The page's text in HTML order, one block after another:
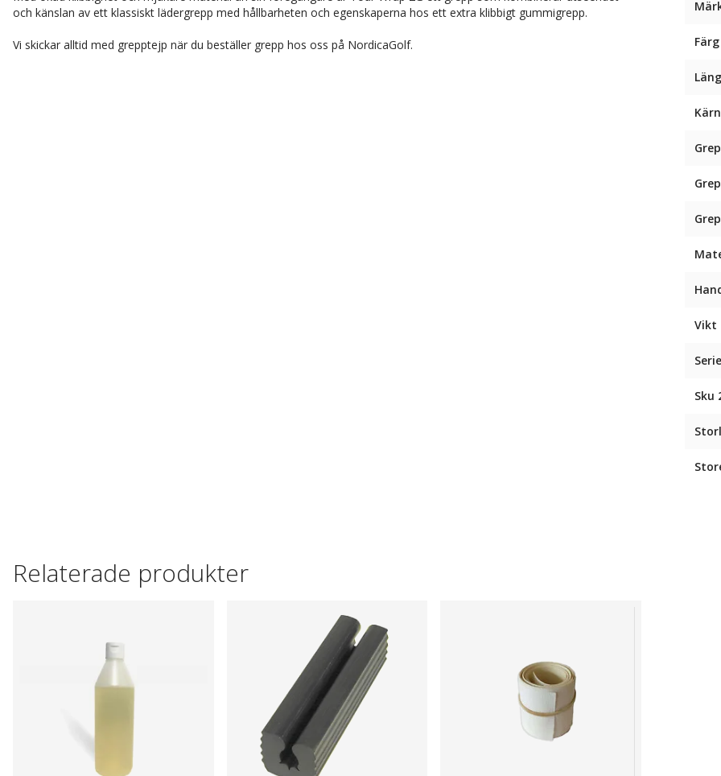
och känslan av ett klassiskt lädergrepp med hållbarheten och egenskaperna hos ett extra klibbigt gummigrepp.
Vi skickar alltid med grepptejp när du beställer grepp hos oss på NordicaGolf. Färg
Vikt
Sku
Relaterade produkter